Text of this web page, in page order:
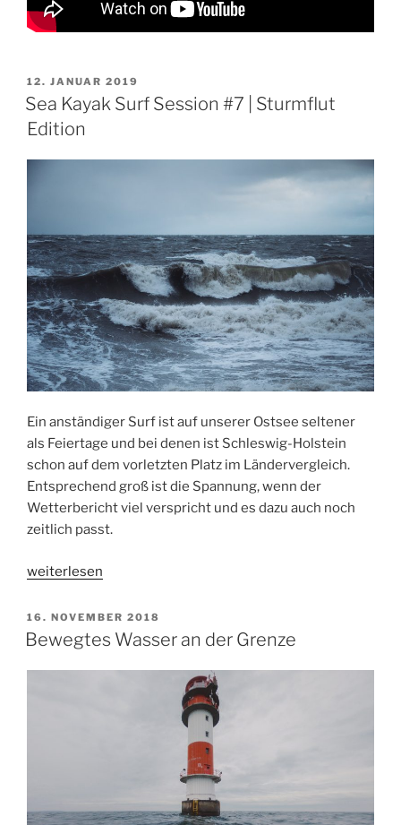
VERÖFFENTLICHT
AM
12. JANUAR 2019
Sea Kayak Surf Session #7 | Sturmflut
Edition
Ein anständiger Surf ist auf unserer Ostsee seltener
als Feiertage und bei denen ist Schleswig-Holstein
schon auf dem vorletzten Platz im Ländervergleich.
Entsprechend groß ist die Spannung, wenn der
Wetterbericht viel verspricht und es dazu auch noch
zeitlich passt.
„Sea
Surf
Session
weiterlesen
VERÖFFENTLICHT
AM
16. NOVEMBER 2018
Bewegtes Wasser an der Grenze